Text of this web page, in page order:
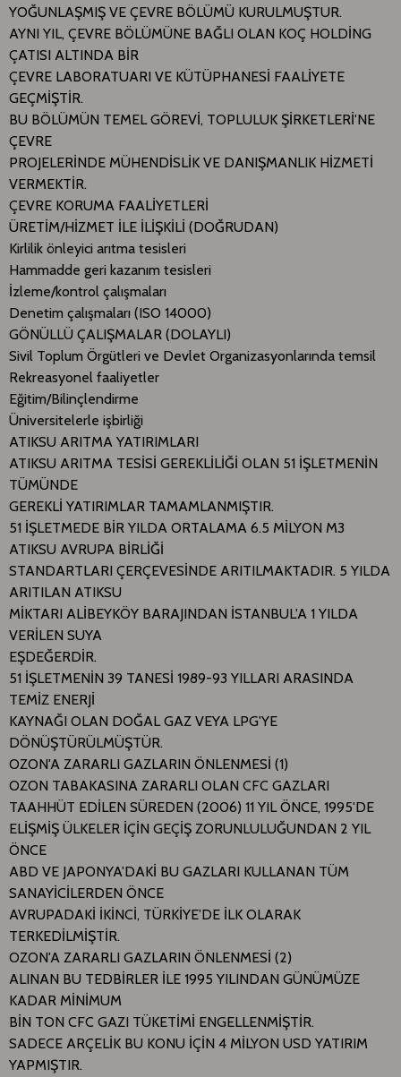
YOĞUNLAŞMIŞ VE ÇEVRE BÖLÜMÜ KURULMUŞTUR.
AYNI YIL, ÇEVRE BÖLÜMÜNE BAĞLI OLAN KOÇ HOLDİNG
ÇATISI ALTINDA BİR
ÇEVRE LABORATUARI VE KÜTÜPHANESİ FAALİYETE
GEÇMİŞTİR.
BU BÖLÜMÜN TEMEL GÖREVİ, TOPLULUK ŞİRKETLERİ'NE
ÇEVRE
PROJELERİNDE MÜHENDİSLİK VE DANIŞMANLIK HİZMETİ
VERMEKTİR.
ÇEVRE KORUMA FAALİYETLERİ
ÜRETİM/HİZMET İLE İLİŞKİLİ (DOĞRUDAN)
Kirlilik önleyici arıtma tesisleri
Hammadde geri kazanım tesisleri
İzleme/kontrol çalışmaları
Denetim çalışmaları (ISO 14000)
GÖNÜLLÜ ÇALIŞMALAR (DOLAYLI)
Sivil Toplum Örgütleri ve Devlet Organizasyonlarında temsil
Rekreasyonel faaliyetler
Eğitim/Bilinçlendirme
Üniversitelerle işbirliği
ATIKSU ARITMA YATIRIMLARI
ATIKSU ARITMA TESİSİ GEREKLİLİĞİ OLAN 51 İŞLETMENİN
TÜMÜNDE
GEREKLİ YATIRIMLAR TAMAMLANMIŞTIR.
51 İŞLETMEDE BİR YILDA ORTALAMA 6.5 MİLYON M3
ATIKSU AVRUPA BİRLİĞİ
STANDARTLARI ÇERÇEVESİNDE ARITILMAKTADIR. 5 YILDA
ARITILAN ATIKSU
MİKTARI ALİBEYKÖY BARAJINDAN İSTANBUL'A 1 YILDA
VERİLEN SUYA
EŞDEĞERDİR.
51 İŞLETMENİN 39 TANESİ 1989-93 YILLARI ARASINDA
TEMİZ ENERJİ
KAYNAĞI OLAN DOĞAL GAZ VEYA LPG'YE
DÖNÜŞTÜRÜLMÜŞTÜR.
OZON'A ZARARLI GAZLARIN ÖNLENMESİ (1)
OZON TABAKASINA ZARARLI OLAN CFC GAZLARI
TAAHHÜT EDİLEN SÜREDEN (2006) 11 YIL ÖNCE, 1995'DE
ELİŞMİŞ ÜLKELER İÇİN GEÇİŞ ZORUNLULUĞUNDAN 2 YIL
ÖNCE
ABD VE JAPONYA'DAKİ BU GAZLARI KULLANAN TÜM
SANAYİCİLERDEN ÖNCE
AVRUPADAKİ İKİNCİ, TÜRKİYE'DE İLK OLARAK
TERKEDİLMİŞTİR.
OZON'A ZARARLI GAZLARIN ÖNLENMESİ (2)
ALINAN BU TEDBİRLER İLE 1995 YILINDAN GÜNÜMÜZE
KADAR MİNİMUM
BİN TON CFC GAZI TÜKETİMİ ENGELLENMİŞTİR.
SADECE ARÇELİK BU KONU İÇİN 4 MİLYON USD YATIRIM
YAPMIŞTIR.